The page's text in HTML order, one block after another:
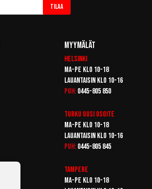
Tilaa
Myymälät
Helsinki
Ma-pe klo 10-18
Lauantaisin klo 10-16
Puh: 0445-805 850
Turku Uusi osoite
Ma-pe klo 10-18
Lauantaisin klo 10-16
Puh: 0445-805 845
Tampere
Ma-pe klo 10-18